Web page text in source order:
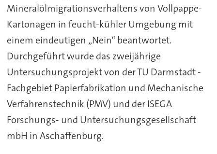
Mineralölmigrationsverhaltens von Vollpappe-
Kartonagen in feucht-kühler Umgebung mit
einem eindeutigen „Nein“ beantwortet.
Durchgeführt wurde das zweijährige
Untersuchungsprojekt von der TU Darmstadt -
Fachgebiet Papierfabrikation und Mechanische
Verfahrenstechnik (PMV) und der ISEGA
Forschungs- und Untersuchungsgesellschaft
mbH in Aschaffenburg.